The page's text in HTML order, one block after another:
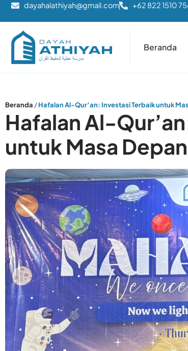
dayahalathiyah@gmail.com +62 822 1510
Beranda
Beranda /Hafalan Al-Qur’an: Investasi Terbaik untuk
Hafalan Al-
untuk Masa Depan